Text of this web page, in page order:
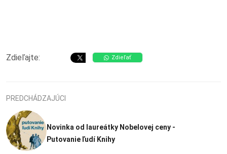
Zdieľajte: Zdieľať
PREDCHÁDZAJÚCI
Novinka od laureátky Nobelovej ceny -
Putovanie ľudí Knihy